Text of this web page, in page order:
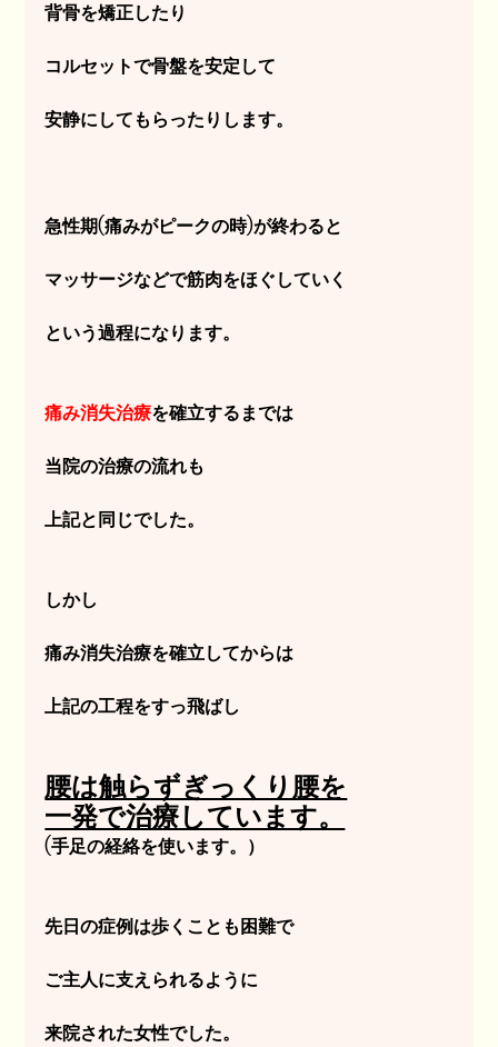
背骨を矯正したり
コルセットで骨盤を安定して
安静にしてもらったりします。
急性期(痛みがピークの時)が終わると
マッサージなどで筋肉をほぐしていく
という過程になります。
痛み消失治療を確立するまでは
当院の治療の流れも
上記と同じでした。
しかし
痛み消失治療を確立してからは
上記の工程をすっ飛ばし
腰は触らずぎっくり腰を
一発で治療しています。
(手足の経絡を使います。）
先日の症例は歩くことも困難で
ご主人に支えられるように
来院された女性でした。